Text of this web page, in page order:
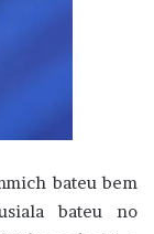
bateu bem
bateu no